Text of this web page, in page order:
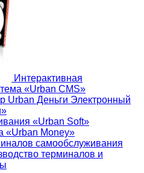
Интерактивная
«Urban CMS»
Электронный
«Urban Money»
терминалов и